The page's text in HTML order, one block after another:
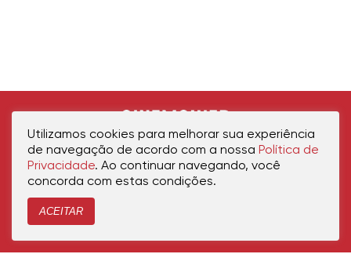
Utilizamos cookies para melhorar sua experiência
de navegação de acordo com a nossa Política de
Privacidade. Ao continuar navegando, você
concorda com estas condições.
ACEITAR